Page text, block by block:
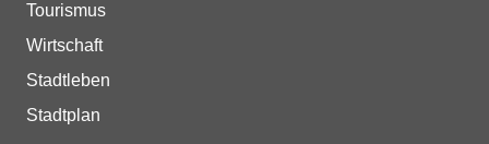
Tourismus
Wirtschaft
Stadtleben
Stadtplan